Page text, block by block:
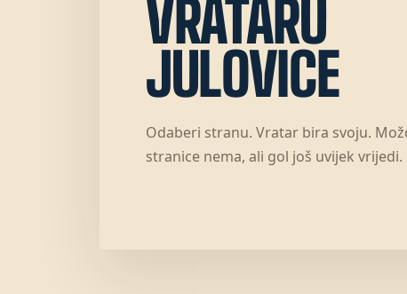
VRATARU
JULOVICE
Odaberi stranu. Vratar bira svoju.
stranice nema, ali gol još uvijek vrijedi.